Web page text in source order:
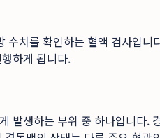
치를 확인하는 혈액 검사입니
하게 됩니다.
생하는 부위 중 하나입니다